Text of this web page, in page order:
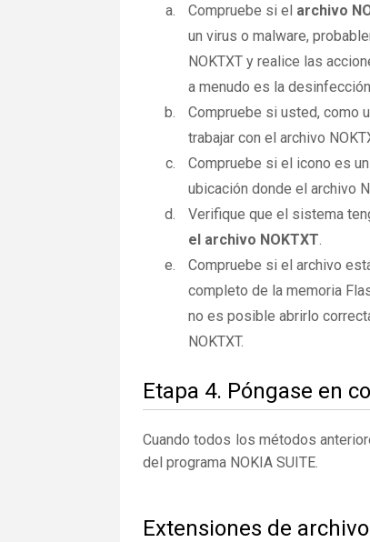
Compruebe si el archivo
un virus o malware,
NOKTXT y realice las
a menudo es la
Compruebe si usted, como
trabajar con el archivo
Compruebe si el icono es
ubicación donde el archivo
Verifique que el sistema
el archivo NOKTXT.
Compruebe si el archivo
completo de la memoria
no es posible abrirlo
NOKTXT.
Etapa 4. Póngase en
Cuando todos los métodos
del programa NOKIA SUITE.
Extensiones de